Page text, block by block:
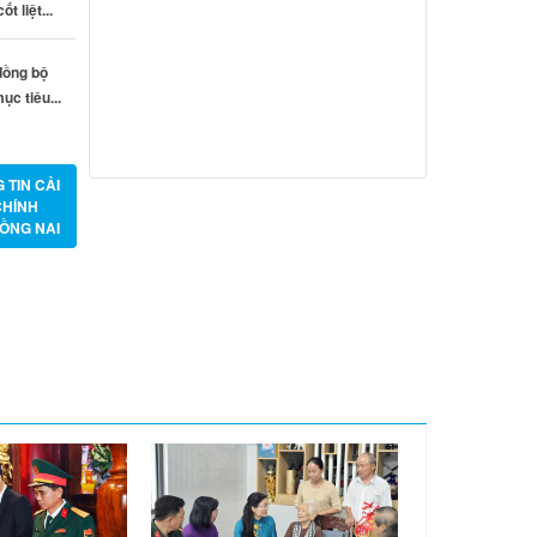
liệt...
bộ
tiêu...
TIN CẢI
NAI
chức năm 2026
Thông báo tuyển chọn tổ chức và cá
nhân chủ trì thực hiện nhiệm vụ khoa
học và công nghệ cấp thành phố sử